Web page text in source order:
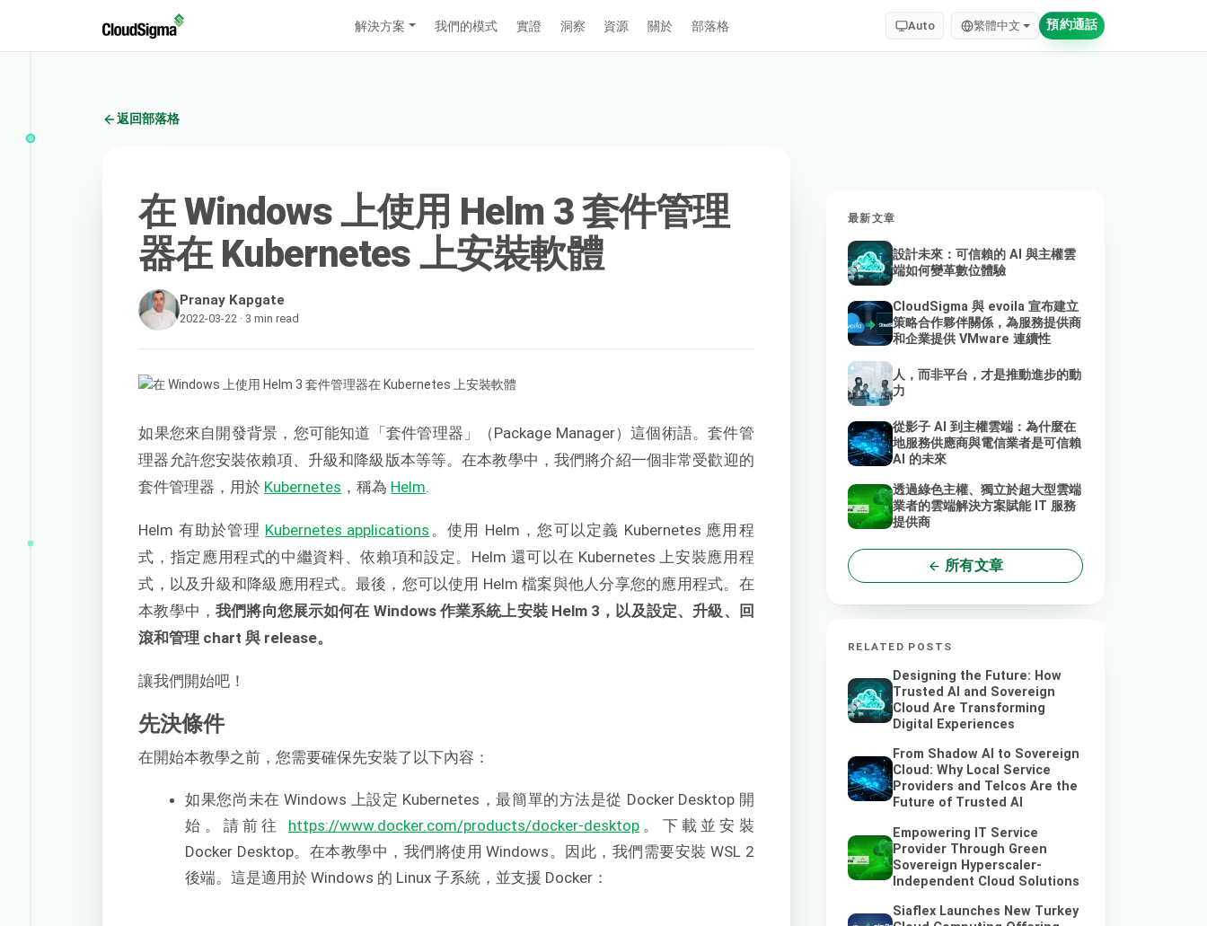
解決方案 我們的模式 實證 洞察 資源 關於 部落格 Auto 繁體中文 預約通話
返回部落格
在 Windows 上使用 Helm 3 套件管理
器在 Kubernetes 上安裝軟體
Pranay Kapgate
2022-03-22 · 3 min read
如果您來自開發背景，您可能知道「套件管理器」（Package Manager）這個術語。套件管
理器允許您安裝依賴項、升級和降級版本等等。在本教學中，我們將介紹一個非常受歡迎的
套件管理器，用於 Kubernetes ，稱為 Helm
Helm 有助於管理 Kubernetes applications 。使用 Helm，您可以定義 Kubernetes 應用程
式，指定應用程式的中繼資料、依賴項和設定。Helm 還可以在 Kubernetes 上安裝應用程
式，以及升級和降級應用程式。最後，您可以使用 Helm 檔案與他人分享您的應用程式。在
本教學中，我們將向您展示如何在 Windows 作業系統上安裝 Helm 3，以及設定、升級、回
滾和管理 chart 與 release。
讓我們開始吧！
先決條件
在開始本教學之前，您需要確保先安裝了以下內容：
如果您尚未在 Windows 上設定 Kubernetes，最簡單的方法是從 Docker Desktop 開
始。請前往 https://www.docker.com/products/docker-desktop 。下載並安裝
Docker Desktop。在本教學中，我們將使用 Windows。因此，我們需要安裝 WSL 2
後端。這是適用於 Windows 的 Linux 子系統，並支援 Docker：
最新文章
設計未來：可信賴的 AI 與主權雲
端如何變革數位體驗
CloudSigma 與 evoila 宣布建立
策略合作夥伴關係，為服務提供商
和企業提供 VMware 連續性
人，而非平台，才是推動進步的動
力
從影子 AI 到主權雲端：為什麼在
地服務供應商與電信業者是可信賴
AI 的未來
透過綠色主權、獨立於超大型雲端
業者的雲端解決方案賦能 IT 服務
提供商
所有文章
RELATED POSTS
Designing the Future: How
Trusted AI and Sovereign
Cloud Are Transforming
Digital Experiences
From Shadow AI to Sovereign
Cloud: Why Local Service
Providers and Telcos Are the
Future of Trusted AI
Empowering IT Service
Provider Through Green
Sovereign Hyperscaler-
Independent Cloud Solutions
Siaflex Launches New Turkey